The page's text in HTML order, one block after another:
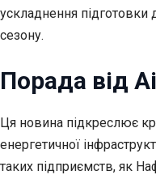
ускладнення
сезону.
Порада від
Ця новина підкреслює
енергетичної
таких підприємств, як